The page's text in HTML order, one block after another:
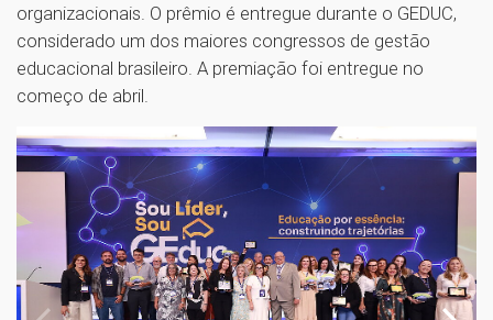
organizacionais. O prêmio é entregue durante o GEDUC,
considerado um dos maiores congressos de gestão
educacional brasileiro. A premiação foi entregue no
começo de abril.